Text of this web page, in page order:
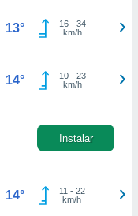
13° 16- 34
km/h
14° 10- 23
km/h
Instalar
14° 11 - 22
km/h